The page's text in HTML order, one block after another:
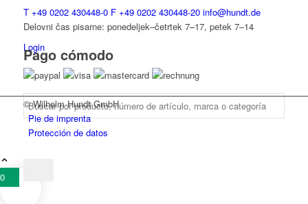
Login
T +49 0202 430448-0 F +49 0202 430448-20 info@hundt.de
Delovni čas pisarne: ponedeljek–četrtek 7–17, petek 7–14
Pago cómodo
© Wilhelm Hundt GmbH
Pie de imprenta
Protección de datos
0